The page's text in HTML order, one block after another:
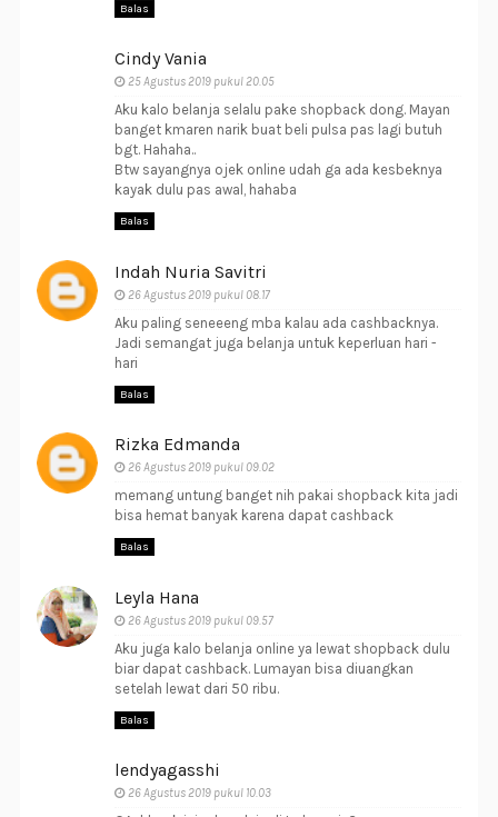
Balas
Cindy Vania
25 Agustus 2019 pukul 20.05
Aku kalo belanja selalu pake shopback dong. Mayan
banget kmaren narik buat beli pulsa pas lagi butuh
bgt. Hahaha..
Btw sayangnya ojek online udah ga ada kesbeknya
kayak dulu pas awal, hahaba
Balas
Indah Nuria Savitri
26 Agustus 2019 pukul 08.17
Aku paling seneeeng mba kalau ada cashbacknya.
Jadi semangat juga belanja untuk keperluan hari -
hari
Balas
Rizka Edmanda
26 Agustus 2019 pukul 09.02
memang untung banget nih pakai shopback kita jadi
bisa hemat banyak karena dapat cashback
Balas
Leyla Hana
26 Agustus 2019 pukul 09.57
Aku juga kalo belanja online ya lewat shopback dulu
biar dapat cashback. Lumayan bisa diuangkan
setelah lewat dari 50 ribu.
Balas
lendyagasshi
26 Agustus 2019 pukul 10.03